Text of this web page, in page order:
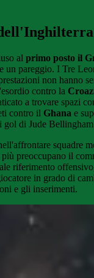
al primo posto il
un pareggio. I Tre
non hanno
contro la
a trovare spazi
contro il Ghana e
gol di Jude
squadre
preoccupano il
riferimento
in grado di
e gli inserimenti.